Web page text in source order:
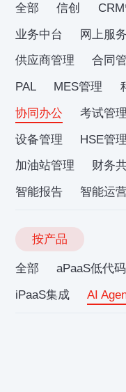
全部 信创
业务中台
网上服
供应商管理
合同
PAL
MES管理
协同办公
考试管理
设备管理
HSE管理
加油站管理
财务
智能报告
智能运
按产品
全部 aPaaS低代码
iPaaS集成
AI